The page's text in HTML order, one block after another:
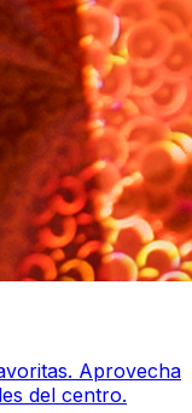
Aprovecha
del centro.